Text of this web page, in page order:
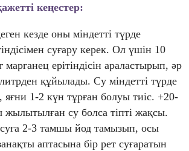
кеңестер:
кезде оны міндетті түрде
суғару керек. Ол үшін 10
марганец ерітіндісін араластырып, әр
құйылады. Су міндетті түрде
1-2 күн тұрған болуы тиіс. +20-
жылытылған су болса тіпті жақсы.
2-3 тамшы йод тамызып, осы
аптасына бір рет суғаратын